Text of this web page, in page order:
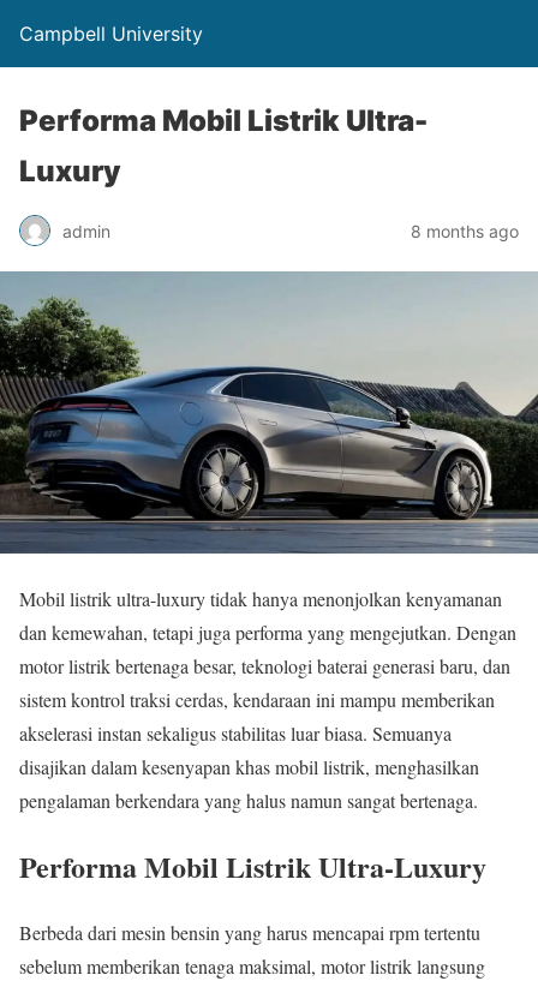
Campbell University
Performa Mobil Listrik Ultra-
Luxury
admin 8 months ago
Mobil listrik ultra-luxury tidak hanya menonjolkan kenyamanan
dan kemewahan, tetapi juga performa yang mengejutkan. Dengan
motor listrik bertenaga besar, teknologi baterai generasi baru, dan
sistem kontrol traksi cerdas, kendaraan ini mampu memberikan
akselerasi instan sekaligus stabilitas luar biasa. Semuanya
disajikan dalam kesenyapan khas mobil listrik, menghasilkan
pengalaman berkendara yang halus namun sangat bertenaga.
Performa Mobil Listrik Ultra-Luxury
Berbeda dari mesin bensin yang harus mencapai rpm tertentu
sebelum memberikan tenaga maksimal, motor listrik langsung